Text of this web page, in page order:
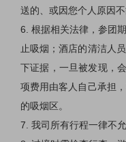
送的、或因您个人原因
6. 根据相关法律，参团
止吸烟；酒店的清洁人
下证据，一旦被发现，
项费用由客人自己承担
的吸烟区。
7. 我司所有行程一律不